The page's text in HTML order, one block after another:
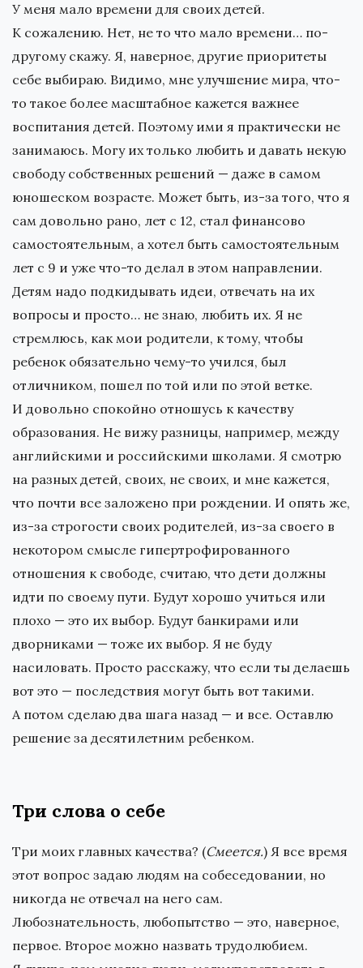
У меня мало времени для своих детей.
К сожалению. Нет, не то что мало времени… по-
другому скажу. Я, наверное, другие приоритеты
себе выбираю. Видимо, мне улучшение мира, что-
то такое более масштабное кажется важнее
воспитания детей. Поэтому ими я практически не
занимаюсь. Могу их только любить и давать некую
свободу собственных решений — даже в самом
юношеском возрасте. Может быть, из-за того, что я
сам довольно рано, лет с 12, стал финансово
самостоятельным, а хотел быть самостоятельным
лет с 9 и уже что-то делал в этом направлении.
Детям надо подкидывать идеи, отвечать на их
вопросы и просто… не знаю, любить их. Я не
стремлюсь, как мои родители, к тому, чтобы
ребенок обязательно чему-то учился, был
отличником, пошел по той или по этой ветке.
И довольно спокойно отношусь к качеству
образования. Не вижу разницы, например, между
английскими и российскими школами. Я смотрю
на разных детей, своих, не своих, и мне кажется,
что почти все заложено при рождении. И опять же,
из-за строгости своих родителей, из-за своего в
некотором смысле гипертрофированного
отношения к свободе, считаю, что дети должны
идти по своему пути. Будут хорошо учиться или
плохо — это их выбор. Будут банкирами или
дворниками — тоже их выбор. Я не буду
насиловать. Просто расскажу, что если ты делаешь
вот это — последствия могут быть вот такими.
А потом сделаю два шага назад — и все. Оставлю
решение за десятилетним ребенком.
Три слова о себе
Три моих главных качества? (Смеется.) Я все время
этот вопрос задаю людям на собеседовании, но
никогда не отвечал на него сам.
Любознательность, любопытство — это, наверное,
первое. Второе можно назвать трудолюбием.